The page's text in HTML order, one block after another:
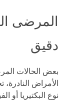
المرضى
دقيق
بعض الحالات
نوع البكتيريا